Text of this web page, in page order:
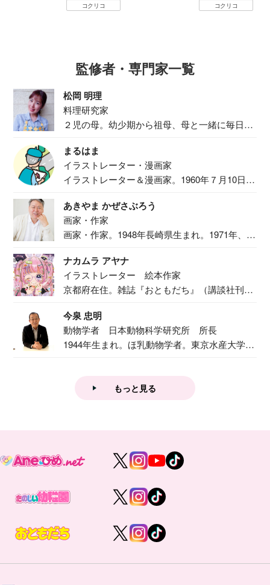
コクリコ コクリコ
監修者・専門家一覧
松岡 明理
料理研究家
２児の母。幼少期から祖母、母と一緒に毎日の
まるはま
イラストレーター・漫画家
イラストレーター＆漫画家。1960年７月10日生
あきやま かぜさぶろう
画家・作家
画家・作家。1948年長崎県生まれ。1971年、
ナカムラ アヤナ
イラストレーター 絵本作家
京都府在住。雑誌『おともだち』（講談社刊）
今泉 忠明
動物学者 日本動物科学研究所 所長
1944年生まれ。ほ乳動物学者。東京水産大学卒
もっと見る